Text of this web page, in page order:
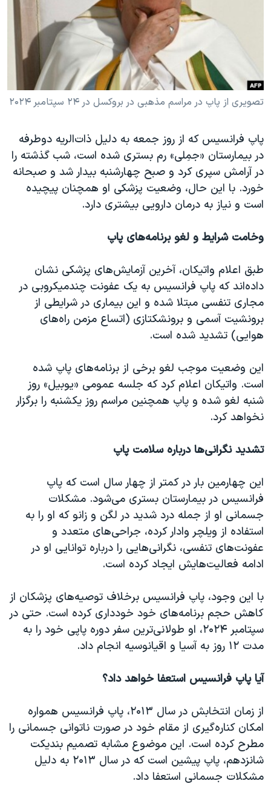
فرهنگ و زندگی
علم و فناوری
اسرائیل در جنگ
آرشیو پخش زنده
انتخابات ریاست جمهوری آمریکا ۲۰۲۴
حمله جمهوری اسلامی به اسرائیل
رمز مهسا
ورزش زنان در ایران
مجموعه مستندهای دادخواهی
تریبونال مردمی آبان ۹۸
دادگاه حمید نوری
چهل سال گروگان‌گیری
اسرائیل در جنگ
نرگس محمدی برنده جایزه نوبل صلح
همایش محافظه‌کاران آمریکا «سی‌پک»
صفحه‌های ویژه
زبانهای مختلف
تصویری از پاپ در مراسم مذهبی در بروکسل در ۲۴ سپتامبر ۲۰۲۴
پاپ فرانسیس که از روز جمعه به دلیل ذات‌الریه دوطرفه
در بیمارستان «جمِلی» رم بستری شده است، شب گذشته را
در آرامش سپری کرد و صبح چهارشنبه بیدار شد و صبحانه
خورد. با این حال، وضعیت پزشکی او همچنان پیچیده
است و نیاز به درمان دارویی بیشتری دارد.
وخامت شرایط و لغو برنامه‌های پاپ
طبق اعلام واتیکان، آخرین آزمایش‌های پزشکی نشان
داده‌اند که پاپ فرانسیس به یک عفونت چندمیکروبی در
مجاری تنفسی مبتلا شده و این بیماری در شرایطی از
برونشیت آسمی و برونشکتازی (اتساع مزمن راه‌های
هوایی) تشدید شده است.
این وضعیت موجب لغو برخی از برنامه‌های پاپ شده
است. واتیکان اعلام کرد که جلسه عمومی «یوبیل» روز
شنبه لغو شده و پاپ همچنین مراسم روز یکشنبه را برگزار
نخواهد کرد.
تشدید نگرانی‌ها درباره سلامت پاپ
این چهارمین بار در کمتر از چهار سال است که پاپ
فرانسیس در بیمارستان بستری می‌شود. مشکلات
جسمانی او از جمله درد شدید در لگن و زانو که او را به
استفاده از ویلچر وادار کرده، جراحی‌های متعدد و
عفونت‌های تنفسی، نگرانی‌هایی را درباره توانایی او در
ادامه فعالیت‌هایش ایجاد کرده است.
با این وجود، پاپ فرانسیس برخلاف توصیه‌های پزشکان از
کاهش حجم برنامه‌های خود خودداری کرده است. حتی در
سپتامبر ۲۰۲۴، او طولانی‌ترین سفر دوره پاپی خود را به
مدت ۱۲ روز به آسیا و اقیانوسیه انجام داد.
آیا پاپ فرانسیس استعفا خواهد داد؟
از زمان انتخابش در سال ۲۰۱۳، پاپ فرانسیس همواره
امکان کناره‌گیری از مقام خود در صورت ناتوانی جسمانی را
مطرح کرده است. این موضوع مشابه تصمیم بندیکت
شانزدهم، پاپ پیشین است که در سال ۲۰۱۳ به دلیل
مشکلات جسمانی استعفا داد.